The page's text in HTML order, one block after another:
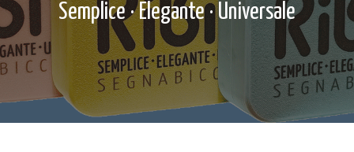
Semplice · Elegante · Universale